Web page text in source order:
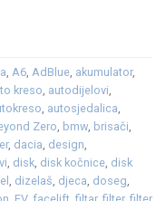
, A6, AdBlue, akumulator,
kreso, autodijelovi,
, autosjedalica,
Zero, bmw, brisači,
, dacia, design,
, disk, disk kočnice, disk
, dizelaš, djeca, doseg,